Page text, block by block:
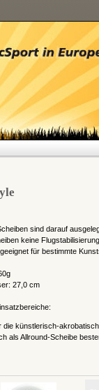
sind darauf
keine
für bestimmte
27,0 cm
die künstlerisch-
als Allround-Scheibe